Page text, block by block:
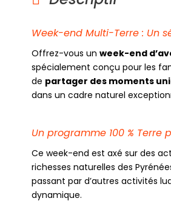
Week-end Multi-Terre : Un
Offrez-vous un week-end
spécialement conçu pour les
de partager des moments
dans un cadre naturel
Un programme 100 %
Ce week-end est axé sur des
richesses naturelles des
passant par d’autres activités
dynamique.